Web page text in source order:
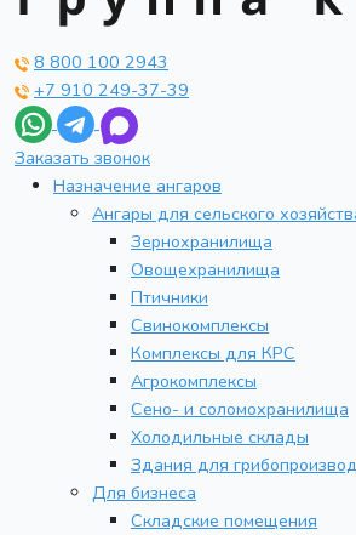
8 800 100 2943
+7 910 249-37-39
Заказать звонок
Назначение ангаров
Ангары для сельского
Зернохранилища
Овощехранилища
Птичники
Свинокомплексы
Комплексы для КРС
Агрокомплексы
Сено- и соломохранилища
Холодильные склады
Здания для
Для бизнеса
Складские помещения